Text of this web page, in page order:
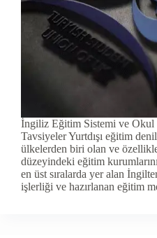
İngiliz Eğitim Sistemi ve Okul
Tavsiyeler Yurtdışı eğitim
ülkelerden biri olan ve
düzeyindeki eğitim
en üst sıralarda yer alan
işlerliği ve hazırlanan eğitim